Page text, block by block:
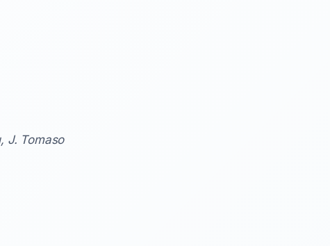
J. Tomaso